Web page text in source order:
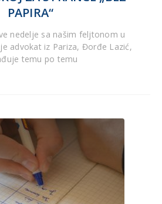
PAPIRA“
nedelje sa našim feljtonom u
advokat iz Pariza, Đorđe Lazić,
temu po temu